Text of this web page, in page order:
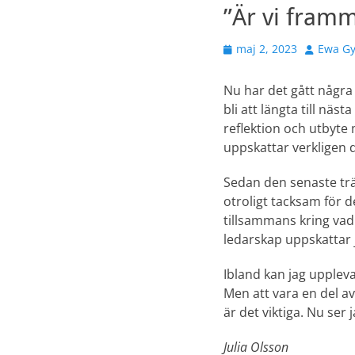
”Är vi
Publicerad
maj 2, 2023 Författare
Ewa
Nu har det gått
bli att längta till
reflektion och utbyte
uppskattar verkligen
Sedan den senaste
otroligt tacksam för
tillsammans kring
ledarskap
Ibland kan jag
Men att vara en del
är det viktiga. Nu ser
Julia Olsson